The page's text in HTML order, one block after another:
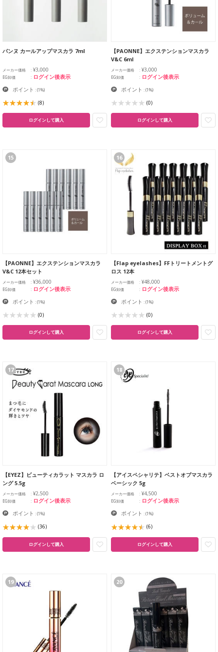
パンヌ カールアップマスカラ 7ml
メーカー価格 ¥3,000
EG卸価 ログイン後表示
ポイント :(1%)
(8)
ログインして購入
【PAONNE】エクステンションマスカラ
V&C 6ml
メーカー価格 ¥3,000
EG卸価 ログイン後表示
ポイント :(1%)
(0)
ログインして購入
15
【PAONNE】エクステンションマスカラ
V&C 12本セット
メーカー価格 ¥36,000
EG卸価 ログイン後表示
ポイント :(1%)
(0)
ログインして購入
16
【Flap eyelashes】FFトリートメントグ
ロス 12本
メーカー価格 ¥48,000
EG卸価 ログイン後表示
ポイント :(1%)
(0)
ログインして購入
17
【EYEZ】ビューティカラット マスカラ ロ
ング 5.5g
メーカー価格 ¥2,500
EG卸価 ログイン後表示
ポイント :(1%)
(36)
ログインして購入
18
【アイスペシャリテ】ベストオブマスカラ
ベーシック 5g
メーカー価格 ¥4,500
EG卸価 ログイン後表示
ポイント :(1%)
(6)
ログインして購入
19 20